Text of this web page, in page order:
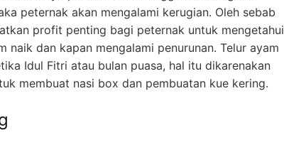
peternak akan mengalami kerugian. Oleh sebab
profit penting bagi peternak untuk mengetahui
naik dan kapan mengalami penurunan. Telur ayam
Idul Fitri atau bulan puasa, hal itu dikarenakan
membuat nasi box dan pembuatan kue kering.